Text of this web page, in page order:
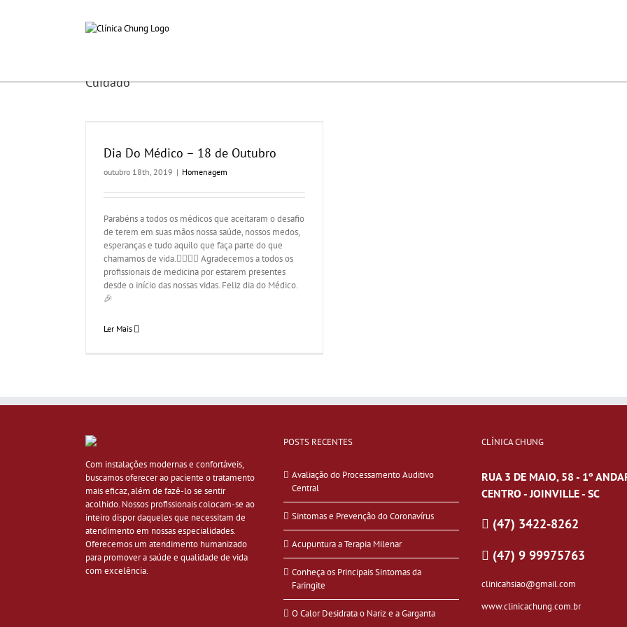
Cuidado
Dia Do Médico – 18 de Outubro
outubro 18th, 2019 | Homenagem
Parabéns a todos os médicos que aceitaram o desafio
de terem em suas mãos nossa saúde, nossos medos,
esperanças e tudo aquilo que faça parte do que
chamamos de vida.👩‍⚕️👨‍⚕️ Agradecemos a todos os
profissionais de medicina por estarem presentes
desde o início das nossas vidas. Feliz dia do Médico.
🎉
Ler Mais
Com instalações modernas e confortáveis,
buscamos oferecer ao paciente o tratamento
mais eficaz, além de fazê-lo se sentir
acolhido. Nossos profissionais colocam-se ao
inteiro dispor daqueles que necessitam de
atendimento em nossas especialidades.
Oferecemos um atendimento humanizado
para promover a saúde e qualidade de vida
com excelência.
POSTS RECENTES
Avaliação do Processamento Auditivo
Central
Sintomas e Prevenção do Coronavírus
Acupuntura a Terapia Milenar
Conheça os Principais Sintomas da
Faringite
O Calor Desidrata o Nariz e a Garganta
CLÍNICA CHUNG
RUA 3 DE MAIO, 58 - 1º
CENTRO - JOINVILLE - SC
(47) 3422-8262
(47) 9 99975763
clinicahsiao@gmail.com
www.clinicachung.com.br